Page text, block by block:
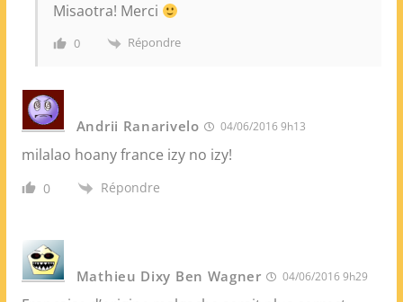
Misaotra! Merci
0 Répondre
Andrii Ranarivelo 04/06/2016 9h13
milalao hoany france izy no izy!
0 Répondre
Mathieu Dixy Ben Wagner 04/06/2016 9h29